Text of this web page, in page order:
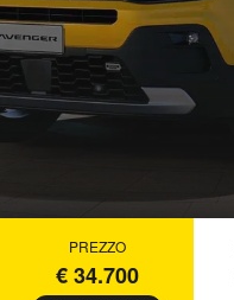
PREZZO
€ 34.700